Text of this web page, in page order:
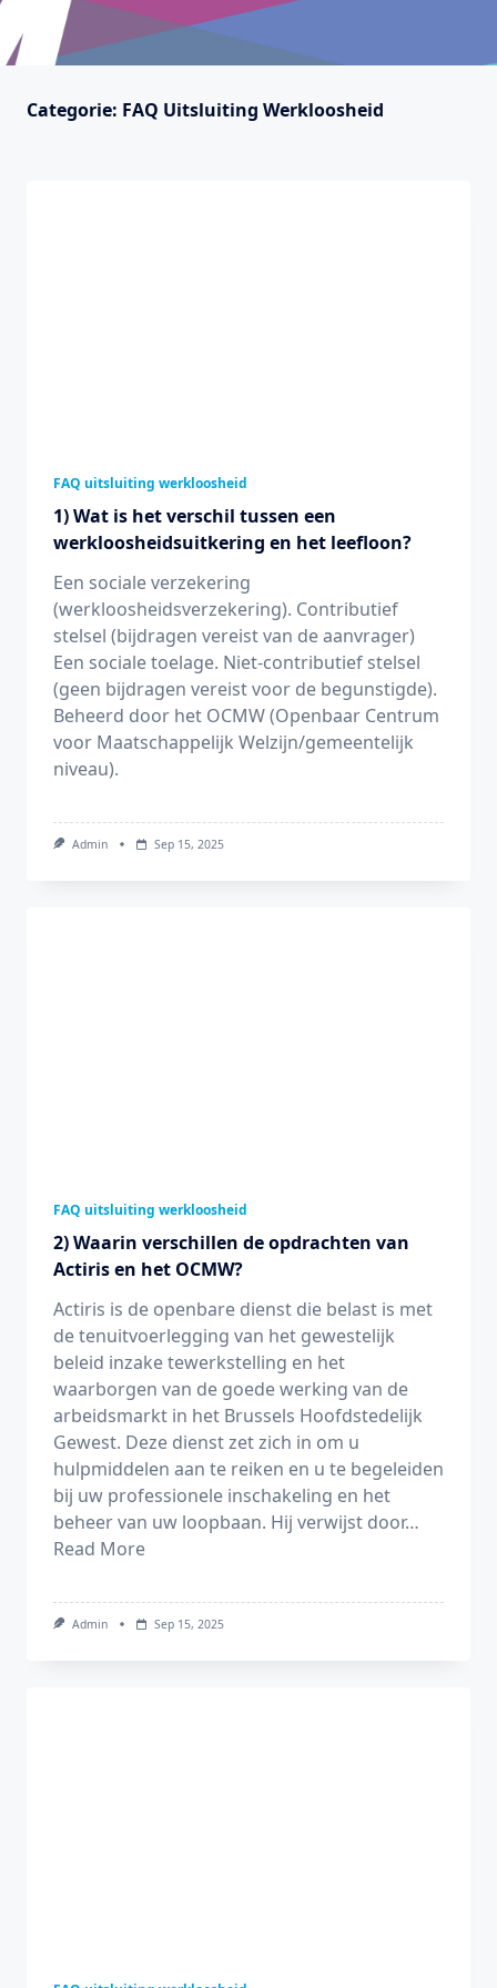
Categorie: FAQ Uitsluiting Werkloosheid
FAQ uitsluiting werkloosheid
1) Wat is het verschil tussen een
werkloosheidsuitkering en het leefloon?
Een sociale verzekering
(werkloosheidsverzekering). Contributief
stelsel (bijdragen vereist van de aanvrager)
Een sociale toelage. Niet-contributief stelsel
(geen bijdragen vereist voor de begunstigde).
Beheerd door het OCMW (Openbaar Centrum
voor Maatschappelijk Welzijn/gemeentelijk
niveau).
Admin Sep 15, 2025
FAQ uitsluiting werkloosheid
2) Waarin verschillen de opdrachten van
Actiris en het OCMW?
Actiris is de openbare dienst die belast is met
de tenuitvoerlegging van het gewestelijk
beleid inzake tewerkstelling en het
waarborgen van de goede werking van de
arbeidsmarkt in het Brussels Hoofdstedelijk
Gewest. Deze dienst zet zich in om u
hulpmiddelen aan te reiken en u te begeleiden
bij uw professionele inschakeling en het
beheer van uw loopbaan. Hij verwijst door…
Read More
Admin Sep 15, 2025